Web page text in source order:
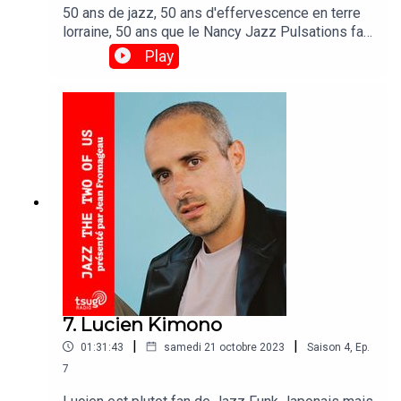
50 ans de jazz, 50 ans d'effervescence en terre
lorraine, 50 ans que le Nancy Jazz Pulsations fait
vrombir la ville avec ce 3 semaines de festivités.
Pour cette édition Jean Fromageau est allé sur
vivre le NJP ! Retrouvez, au micro de Jean pour
un JTOU exceptionnel : Chassol, Emilie Simon,
Thomas de Pourquery, Anne Pacéo et Thibaud
Rolland, directeur du NJP.
Play
7. Lucien Kimono
01:31:43 | samedi 21 octobre 2023 | Saison 4, Ep.
7